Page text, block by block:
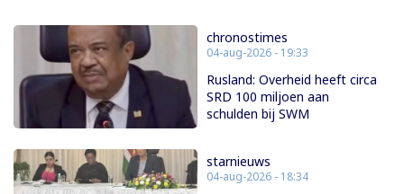
chronostimes
04-aug-2026 - 19:33
Rusland: Overheid heeft circa
SRD 100 miljoen aan
schulden bij SWM
starnieuws
04-aug-2026 - 18:34